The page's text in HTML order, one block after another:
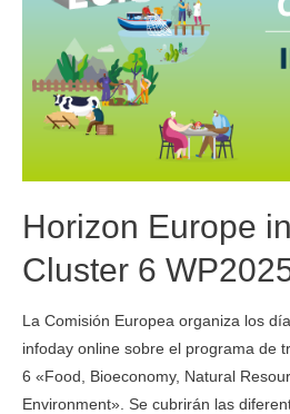
Horizon Europe
Cluster 6
La Comisión Europea organiza los
infoday online sobre el programa de
6 «Food, Bioeconomy, Natural
Environment». Se cubrirán las